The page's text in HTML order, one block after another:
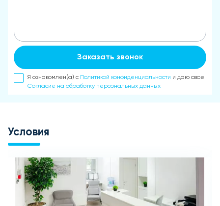
Заказать звонок
Я ознакомлен(а) с Политикой конфиденциальности и даю свое
Согласие на обработку персональных данных
Условия